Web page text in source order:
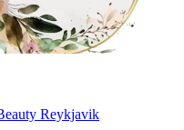
Reykjavik